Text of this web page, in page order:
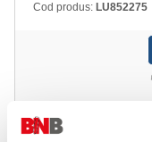
Cod produs: LU852275